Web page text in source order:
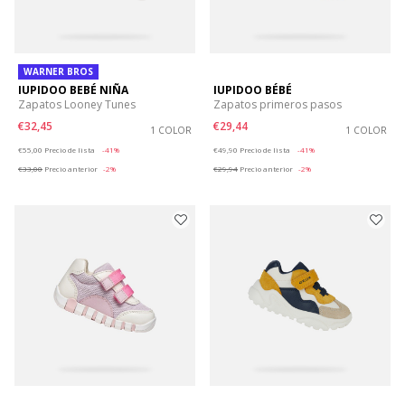
WARNER BROS
IUPIDOO BEBÉ NIÑA
Zapatos Looney Tunes
€32,45
1 COLOR
€55,00 Precio de lista
-41%
€33,00 Precio anterior -2%
IUPIDOO BÉBÉ
Zapatos primeros pasos
€29,44
1 COLOR
€49,90 Precio de lista
-41%
€29,94 Precio anterior -2%